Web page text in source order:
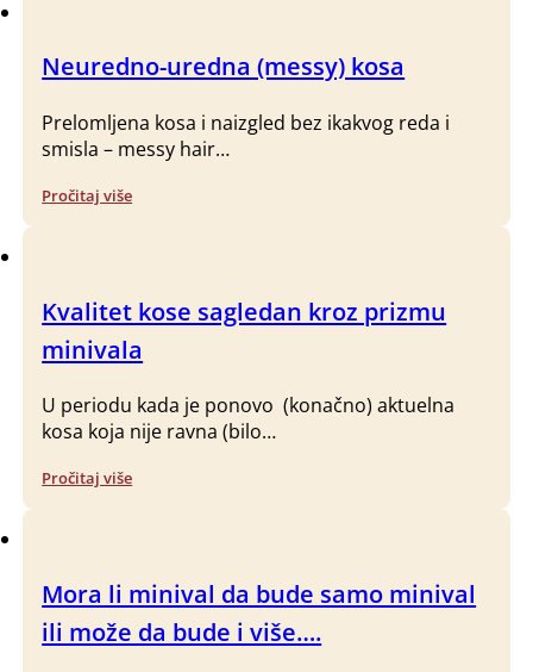
Neuredno-uredna (messy) kosa
Prelomljena kosa i naizgled bez ikakvog reda i
smisla – messy hair…
Pročitaj više
Kvalitet kose sagledan kroz prizmu
minivala
U periodu kada je ponovo (konačno) aktuelna
kosa koja nije ravna (bilo…
Pročitaj više
Mora li minival da bude samo minival
ili može da bude i više….